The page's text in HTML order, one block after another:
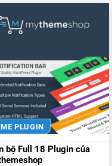
PLUGIN
bộ Full 18 Plugin của